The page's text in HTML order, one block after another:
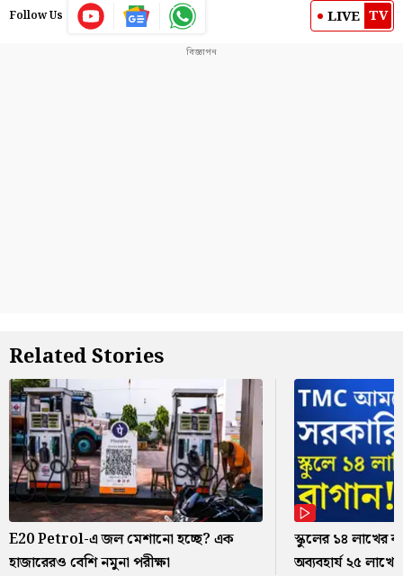
Follow Us LIVE TV
Related Stories
E20 Petrol-এ জল মেশানো হচ্ছে? এক
হাজারেরও বেশি নমুনা পরীক্ষা
স্কুলের ১৪ লাখের
অব্যবহার্য ২৫